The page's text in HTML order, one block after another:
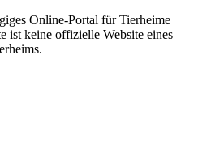
Online-Portal für Tierheime
ist keine offizielle Website eines